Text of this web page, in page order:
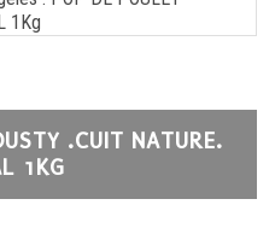
.CUIT NATURE.
1KG